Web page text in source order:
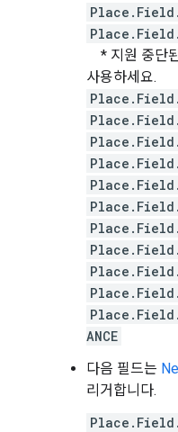
* 지원 중단
사용하세요.
ANCE
다음 필드는
리거합니다.